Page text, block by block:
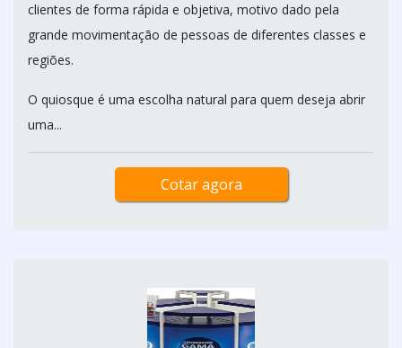
clientes de forma rápida e objetiva, motivo dado pela
grande movimentação de pessoas de diferentes classes e
regiões.
O quiosque é uma escolha natural para quem deseja abrir
uma...
Cotar agora